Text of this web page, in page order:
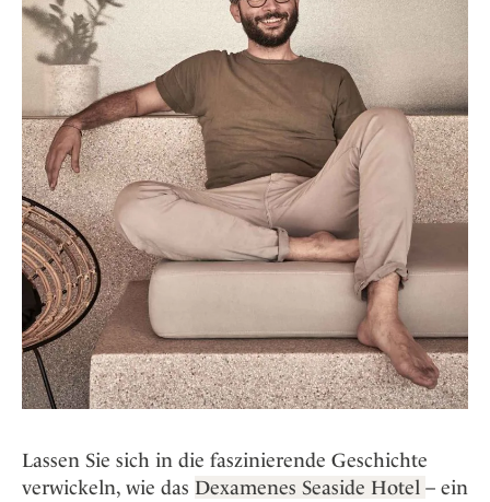
Lassen Sie sich in die faszinierende Geschichte
verwickeln, wie das Dexamenes Seaside Hotel – ein